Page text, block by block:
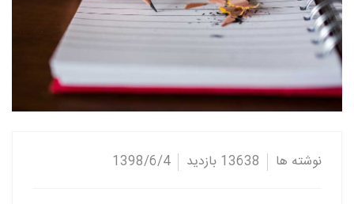
نوشته ها 13638 بازدید 1398/6/4